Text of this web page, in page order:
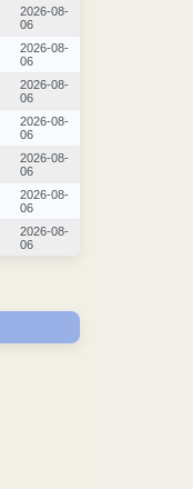
2026-08-
06
2026-08-
06
2026-08-
06
2026-08-
06
2026-08-
06
2026-08-
06
2026-08-
06